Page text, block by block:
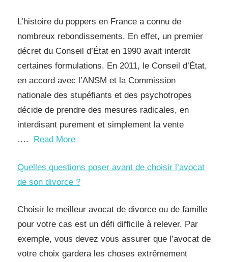
L’histoire du poppers en France a connu de
nombreux rebondissements. En effet, un premier
décret du Conseil d’État en 1990 avait interdit
certaines formulations. En 2011, le Conseil d’État,
en accord avec l’ANSM et la Commission
nationale des stupéfiants et des psychotropes
décide de prendre des mesures radicales, en
interdisant purement et simplement la vente
…. Read More
Quelles questions poser avant de choisir l’avocat
de son divorce ?
Choisir le meilleur avocat de divorce ou de famille
pour votre cas est un défi difficile à relever. Par
exemple, vous devez vous assurer que l’avocat de
votre choix gardera les choses extrêmement